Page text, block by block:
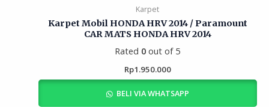
Karpet
Karpet Mobil HONDA HRV 2014 / Paramount
CAR MATS HONDA HRV 2014
Rated 0 out of 5
Rp1.950.000
BELI VIA WHATSAPP